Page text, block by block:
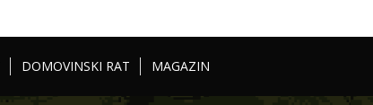
DOMOVINSKI RAT MAGAZIN